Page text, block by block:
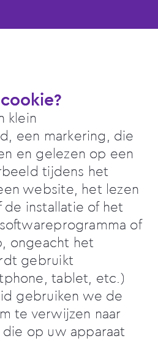
klein
een markering, die
en gelezen op een
tijdens het
website, het lezen
de installatie of het
of
ongeacht het
gebruikt
tablet, etc.)
gebruiken we de
te verwijzen naar
op uw apparaat